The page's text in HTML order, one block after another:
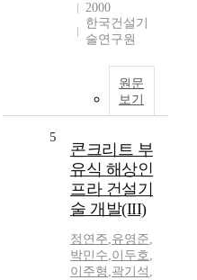
2000
한국건설기
술연구원
원문
보기
5
콘크리트 부
유식 해상인
프라 건설기
술 개발(III)
정연주,유영준,
박민수,이두호,
이주형 ,곽기석 ,